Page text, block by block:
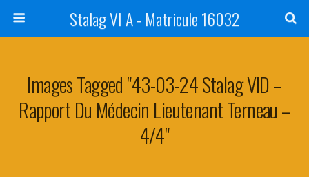
Stalag VI A - Matricule 16032
Images Tagged "43-03-24 Stalag VID –
Rapport Du Médecin Lieutenant Terneau –
4/4"